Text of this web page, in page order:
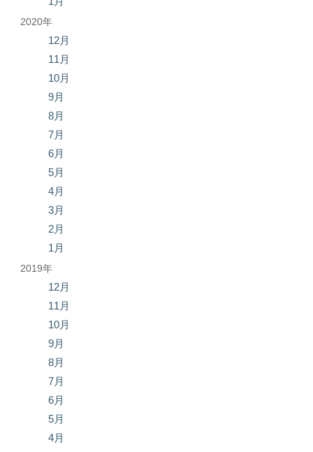
2020年
12月
11月
10月
9月
8月
7月
6月
5月
4月
3月
2月
1月
2019年
12月
11月
10月
9月
8月
7月
6月
5月
4月